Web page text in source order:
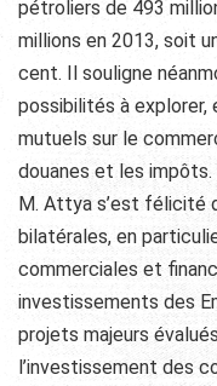
pétroliers de 493
millions en 2013, soit
cent. Il souligne
possibilités à explorer,
mutuels sur le
douanes et les impôts.
M. Attya s’est félicité
bilatérales, en
commerciales et
investissements des
projets majeurs
l’investissement des